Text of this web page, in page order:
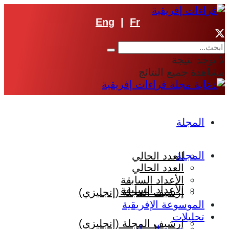
Eng Fr
لا توجد نتيجة
مشاهدة جميع النتائج
المجلة
العدد الحالي
الأعداد السابقة
إرشيف المجلة (إنجليزي)
المجلة
العدد الحالي
الأعداد السابقة
إرشيف المجلة (إنجليزي)
الموسوعة الإفريقية
تحليلات